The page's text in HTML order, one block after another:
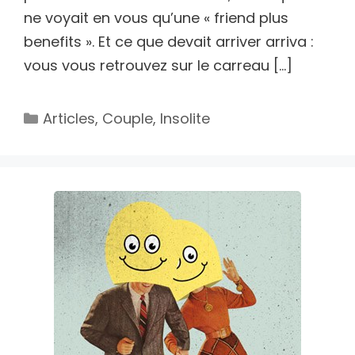
ne voyait en vous qu’une « friend plus
benefits ». Et ce que devait arriver arriva :
vous vous retrouvez sur le carreau […]
Catégories
Articles, Couple, Insolite